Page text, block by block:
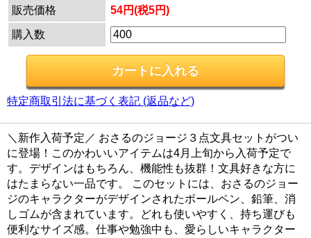
販売価格
54円(税5円)
購入数
特定商取引法に基づく表記 (返品など)
＼新作入荷予定／ おさるのジョージ３点文具セットがつい
に登場！このかわいいアイテムは4月上旬から入荷予定で
す。デザインはもちろん、機能性も抜群！文具好きな方に
はたまらない一品です。 このセットには、おさるのジョー
ジのキャラクターがデザインされたボールペン、鉛筆、消
しゴムが含まれています。どれも使いやすく、持ち運びも
便利なサイズ感。仕事や勉強中も、愛らしいキャラクター